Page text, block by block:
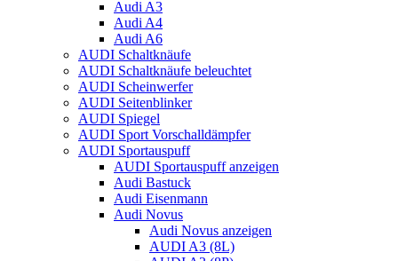
Audi A3
Audi A4
Audi A6
AUDI Schaltknäufe
AUDI Schaltknäufe beleuchtet
AUDI Scheinwerfer
AUDI Seitenblinker
AUDI Spiegel
AUDI Sport Vorschalldämpfer
AUDI Sportauspuff
AUDI Sportauspuff anzeigen
Audi Bastuck
Audi Eisenmann
Audi Novus
Audi Novus anzeigen
AUDI A3 (8L)